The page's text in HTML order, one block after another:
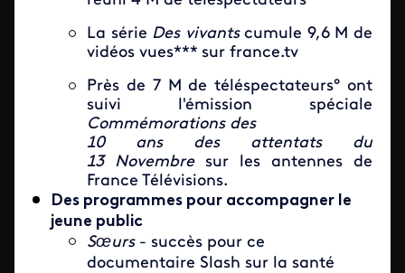
La série Des vivantscumule 9,6 M de
vidéos vues*** sur france.tv
Près de 7 M de téléspectateurs° ont
suivi l'émission spéciale
Commémorations des
10 ans des attentats du
13 Novembre sur les antennes de
France Télévisions.
Des programmes pour accompagner le
jeune public
Sœurs- succès pour ce
documentaire Slash sur la santé